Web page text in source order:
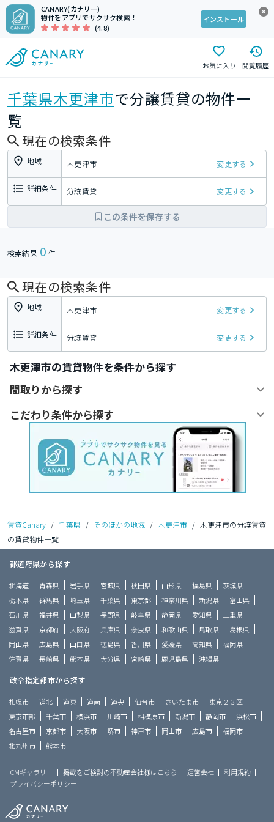
CANARY(カナリー)
物件をアプリでサクサク検索！
(4.8)
インストール
お気に入り 閲覧履歴
千葉県木更津市で分譲賃貸の物件一
覧
現在の検索条件
地域 木更津市 変更する
詳細条件 分譲賃貸 変更する
この条件を保存する
検索結果 0 件
現在の検索条件
地域 木更津市 変更する
詳細条件 分譲賃貸 変更する
木更津市の賃貸物件を条件から探す
間取りから探す
こだわり条件から探す
賃貸Canary / 千葉県 / そのほかの地域 / 木更津市 / 木更津市の分譲賃貸
の賃貸物件一覧
都道府県から探す
北海道 青森県 岩手県 宮城県 秋田県 山形県 福島県
茨城県
栃木県
群馬県 埼玉県 千葉県 東京都 神奈川県 新潟県
富山県
石川県
福井県 山梨県 長野県 岐阜県 静岡県 愛知県
三重県
滋賀県
京都府 大阪府 兵庫県 奈良県 和歌山県 鳥取県
島根県
岡山県
広島県 山口県 徳島県 香川県 愛媛県 高知県
福岡県
佐賀県
長崎県 熊本県 大分県 宮崎県 鹿児島県 沖縄県
政令指定都市から探す
札幌市 道北 道東 道南 道央 仙台市 さいたま市
東京２３区
東京市部
千葉市 横浜市 川崎市 相模原市 新潟市 静岡市
浜松市
名古屋市
京都市 大阪市 堺市 神戸市 岡山市 広島市
福岡市
北九州市
熊本市
CMギャラリー 掲載をご検討の不動産会社様はこちら 運営会社
利用規約
プライバシーポリシー